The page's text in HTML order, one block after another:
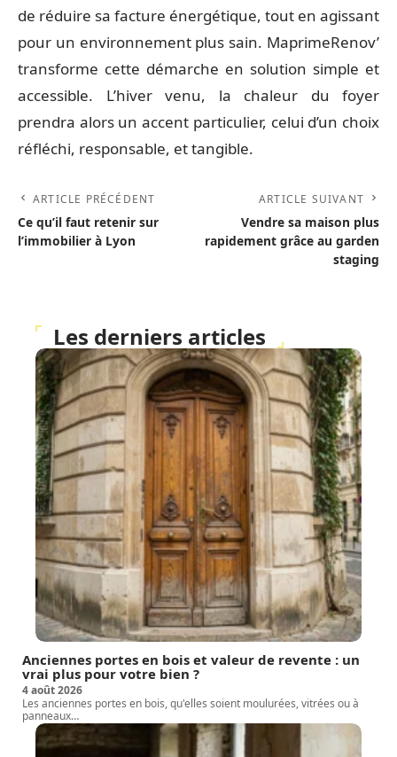
de réduire sa facture énergétique, tout en agissant
pour un environnement plus sain. MaprimeRenov’
transforme cette démarche en solution simple et
accessible. L’hiver venu, la chaleur du foyer
prendra alors un accent particulier, celui d’un choix
réfléchi, responsable, et tangible.
ARTICLE PRÉCÉDENT
Ce qu’il faut retenir sur
l’immobilier à Lyon
ARTICLE SUIVANT
Vendre sa maison plus
rapidement grâce au garden
staging
Les derniers articles
Anciennes portes en bois et valeur de revente : un
vrai plus pour votre bien ?
4 août 2026
Les anciennes portes en bois, qu'elles soient moulurées, vitrées ou à
panneaux…